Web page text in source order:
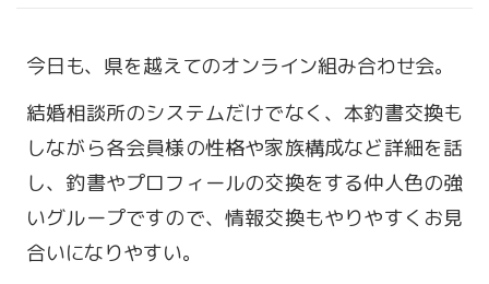
今日も、県を越えてのオンライン組み合わせ会。
結婚相談所のシステムだけでなく、本釣書交換も
しながら各会員様の性格や家族構成など詳細を話
し、釣書やプロフィールの交換をする仲人色の強
いグループですので、情報交換もやりやすくお見
合いになりやすい。